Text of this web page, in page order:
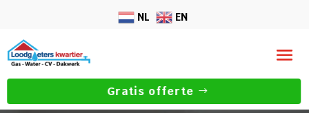
NL EN
Gratis offerte